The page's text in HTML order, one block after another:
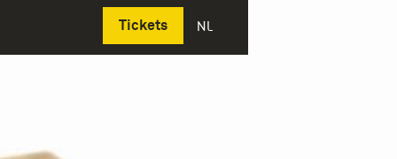
Tickets NL
Deutsch